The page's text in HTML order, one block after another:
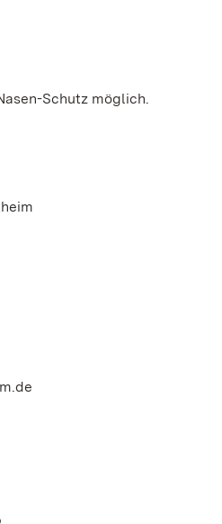
Schutz möglich.